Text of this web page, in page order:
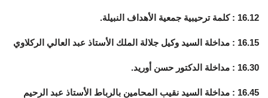
16.12 : كلمة ترحيبية جمعية الأهداف النبيلة.
16.15 : مداخلة السيد وكيل جلالة الملك الأستاذ عبد العالي الركلاوي
16.30 : مداخلة الدكتور حسن أوريد.
16.45 : مداخلة السيد نقيب المحامين بالرباط الأستاذ عبد الرحيم